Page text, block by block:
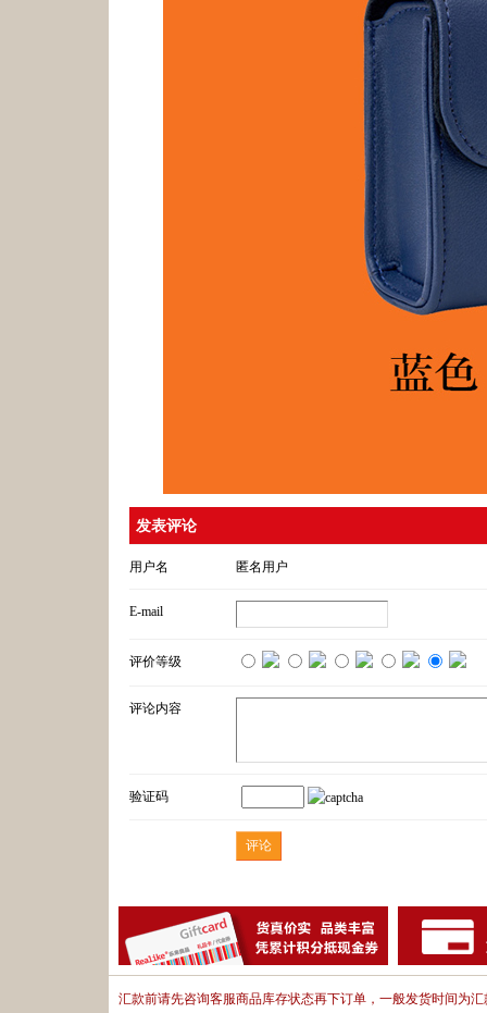
发表评论
用户名 匿名用户
E-mail
评价等级
评论内容
验证码
汇款前请先咨询客服商品库存状态再下订单，一般发货时间为汇